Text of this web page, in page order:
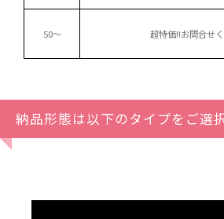
50～ 超特価!!お問合せく
納品形態は以下のタイプをご選